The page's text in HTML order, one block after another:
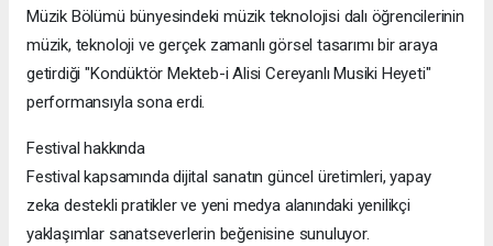
Müzik Bölümü bünyesindeki müzik teknolojisi dalı öğrencilerinin
müzik, teknoloji ve gerçek zamanlı görsel tasarımı bir araya
getirdiği "Kondüktör Mekteb-i Alisi Cereyanlı Musiki Heyeti"
performansıyla sona erdi.
Festival hakkında
Festival kapsamında dijital sanatın güncel üretimleri, yapay
zeka destekli pratikler ve yeni medya alanındaki yenilikçi
yaklaşımlar sanatseverlerin beğenisine sunuluyor.